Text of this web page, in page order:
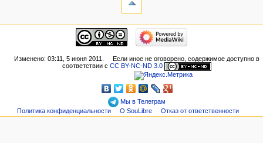
Изменено: 03:11, 5 июня 2011.
Если иное не оговорено, содержимое доступно в
соответствии сCC BY-NC-ND 3.0
Мы в Телеграм
Политика конфиденциальности
О SouLibre Отказ от ответственности